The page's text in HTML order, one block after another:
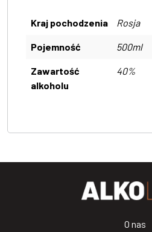
Kraj pochodzenia Rosja
Pojemność 500ml
Zawartość
alkoholu
40%
O nas